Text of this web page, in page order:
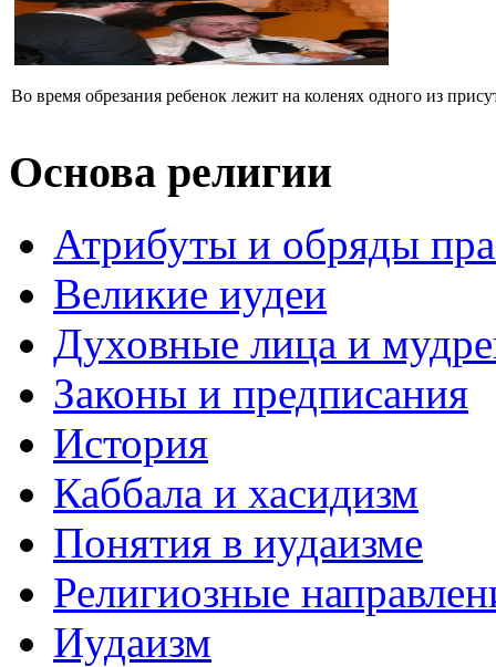
Во время обрезания ребенок лежит на коленях одного из
Основа религии
Атрибуты и обряды
Великие иудеи
Духовные лица и
Законы и предписания
История
Каббала и хасидизм
Понятия в иудаизме
Религиозные
Иудаизм